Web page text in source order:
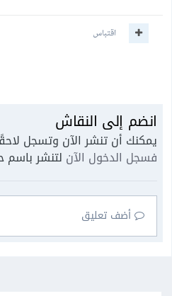
اقتباس
انضم إلى النقاش
يمكنك أن تنشر الآن وتسجل
فسجل الدخول الآن لتنشر باسم
أضف تعليق